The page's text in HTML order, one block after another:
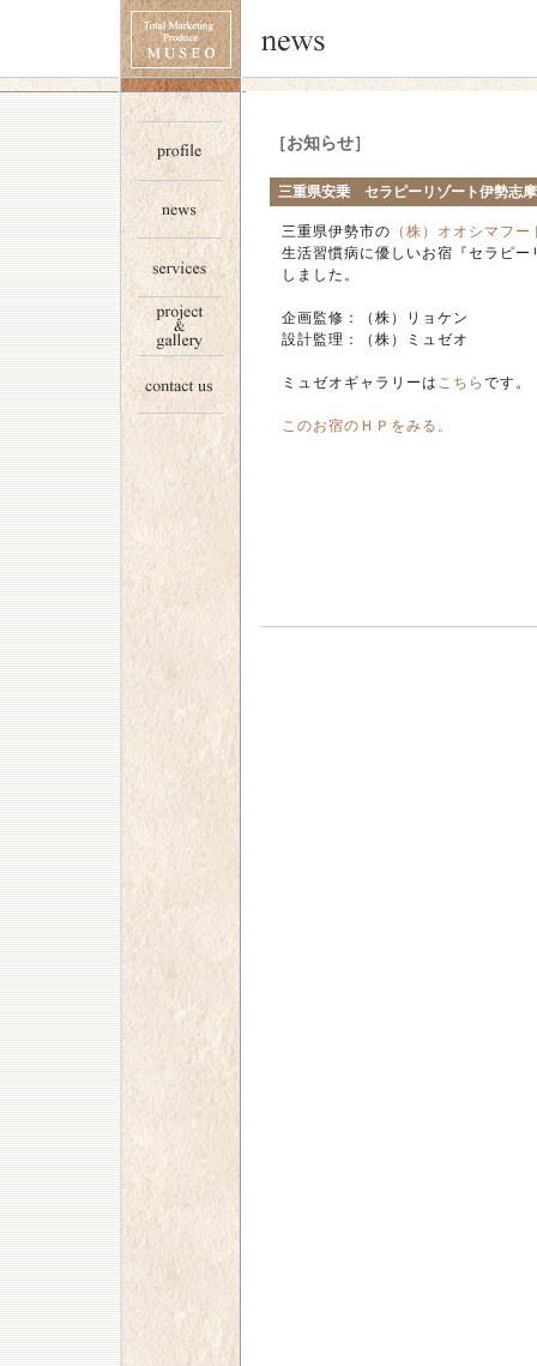
［お知らせ］
三重県安乗 セラピーリゾート伊勢志
三重県伊勢市の （株）オオシマフ
生活習慣病に優しいお宿『セラピ
しました。
企画監修：（株）リョケン
設計監理：（株）ミュゼオ
ミュゼオギャラリーは こちら です。
このお宿のＨＰをみる。